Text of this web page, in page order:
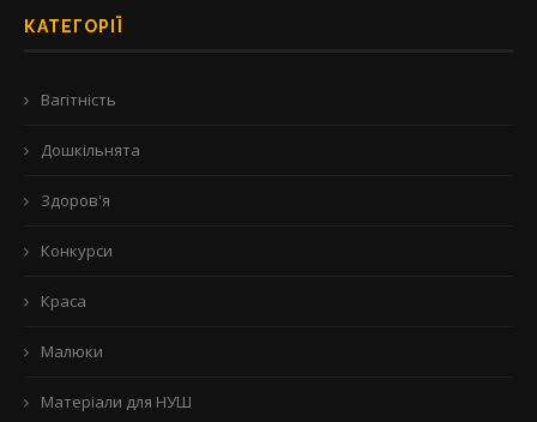
КАТЕГОРІЇ
Вагітність
Дошкільнята
Здоров'я
Конкурси
Краса
Малюки
Матеріали для НУШ